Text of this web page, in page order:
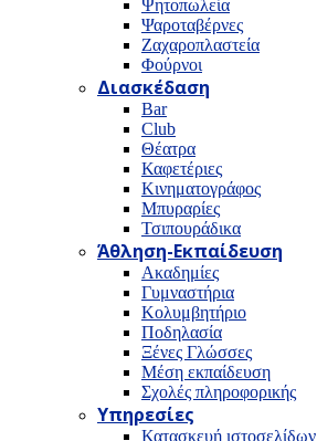
Ψητοπωλεία
Ψαροταβέρνες
Ζαχαροπλαστεία
Φούρνοι
Διασκέδαση
Bar
Club
Θέατρα
Καφετέριες
Κινηματογράφος
Μπυραρίες
Τσιπουράδικα
Άθληση-Εκπαίδευση
Ακαδημίες
Γυμναστήρια
Κολυμβητήριο
Ποδηλασία
Ξένες Γλώσσες
Μέση εκπαίδευση
Σχολές πληροφορικής
Υπηρεσίες
Κατασκευή ιστοσελίδων